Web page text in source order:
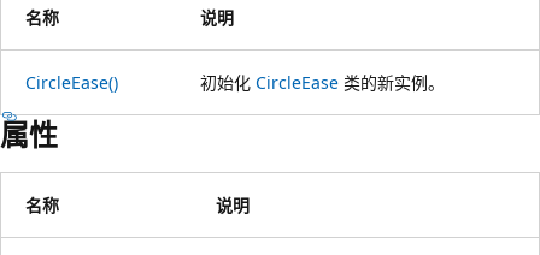
名称 说明
CircleEase() 初始化 CircleEase 类的新实例。
属性
名称 说明